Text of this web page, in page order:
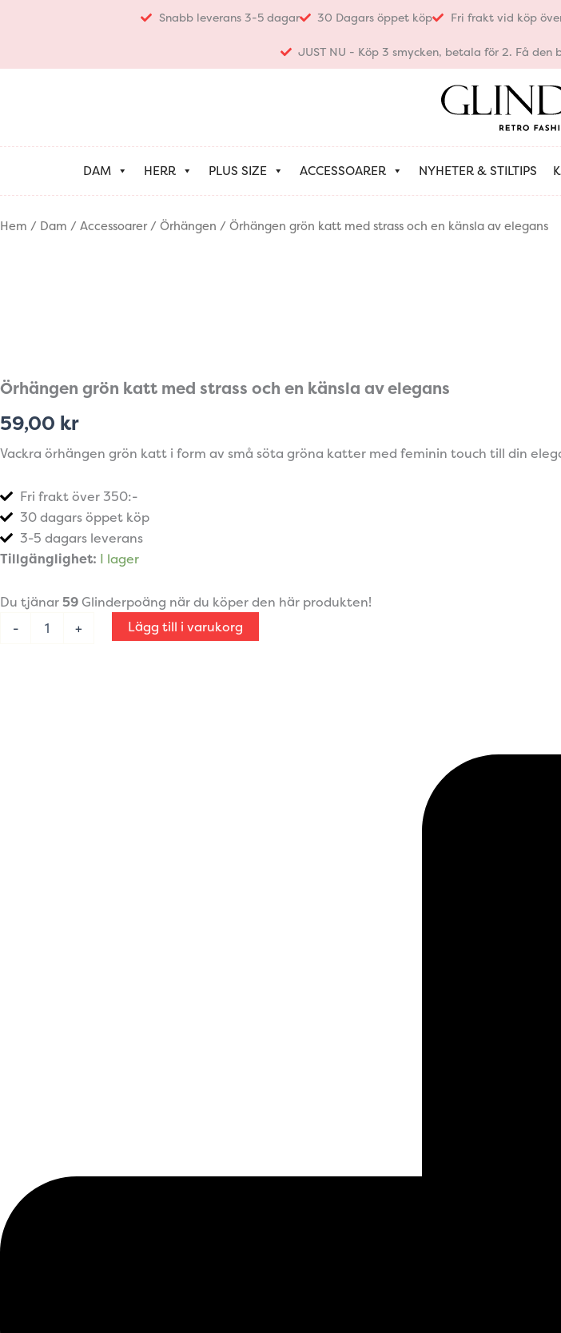
Snabb leverans 3-5 dagar 30 Dagars öppet köp Fri frakt vid köp
JUST NU - Köp 3 smycken, betala för 2. Få
DAM HERR PLUS SIZE ACCESSOARER NYHETER & STILTIPS
Hem / Dam / Accessoarer/ Örhängen / Örhängen grön katt med strass och en känsla av elegans
Örhängen grön katt med strass och en känsla av elegans
59,00 kr
Vackra örhängen grön katt i form av små söta gröna katter med feminin touch till din
Fri frakt över 350:-
30 dagars öppet köp
3-5 dagars leverans
Tillgänglighet: I lager
Du tjänar59 Glinderpoäng när du köper den här produkten!
-
Örhängen
grön
med
och
+ Lägg till i varukorg